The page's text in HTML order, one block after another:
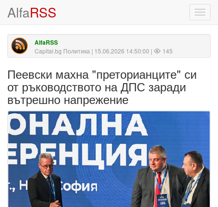
AlfaRSS
AlfaRSS
Capital.bg Политика | 15.06.2026 14:50:00 | 145
Пеевски махна "преторианците" си
от ръководството на ДПС заради
вътрешно напрежение